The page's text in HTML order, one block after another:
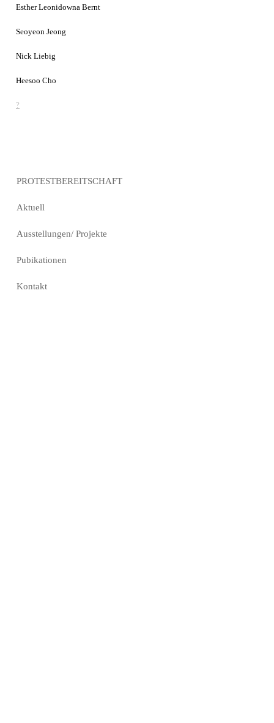
Esther Leonidowna Bernt
Seoyeon Jeong
Nick Liebig
Heesoo Cho
?
PROTESTBEREITSCHAFT
Aktuell
Ausstellungen/ Projekte
Pubikationen
Kontakt